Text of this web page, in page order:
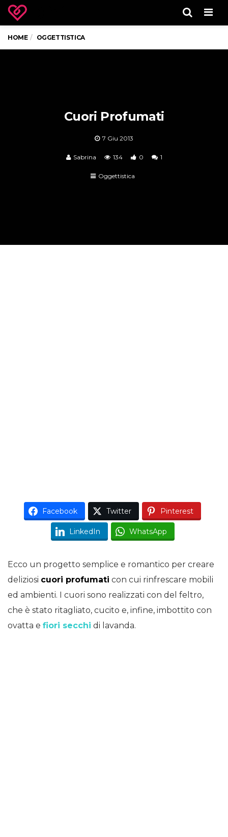
HOME OGGETTISTICA
Cuori Profumati
7 Giu 2013
Sabrina 134 0 1
Oggettistica
Facebook Twitter Pinterest
LinkedIn WhatsApp
Ecco un progetto semplice e romantico per creare
deliziosi cuori profumati con cui rinfrescare mobili
ed ambienti. I cuori sono realizzati con del feltro,
che è stato ritagliato, cucito e, infine, imbottito con
ovatta e fiori secchi di lavanda.